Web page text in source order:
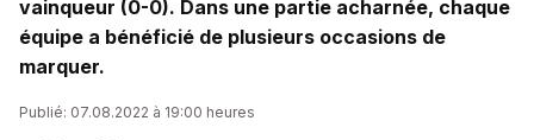
vainqueur (0-0). Dans une partie acharnée, chaque
équipe a bénéficié de plusieurs occasions de
marquer.
Publié: 07.08.2022 à 19:00 heures